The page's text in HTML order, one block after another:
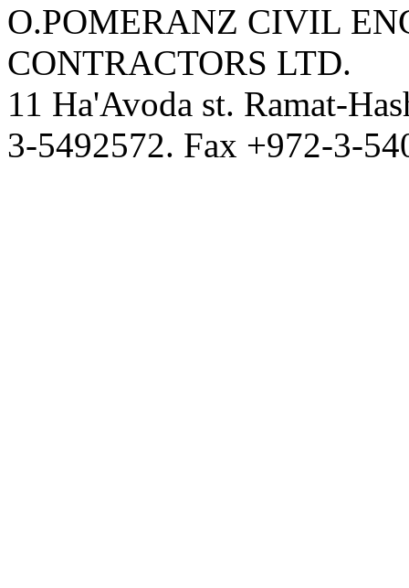
O.POMERANZ CIVIL
CONTRACTORS LTD.
11 Ha'Avoda st. Ramat-
3-5492572. Fax +972-3-